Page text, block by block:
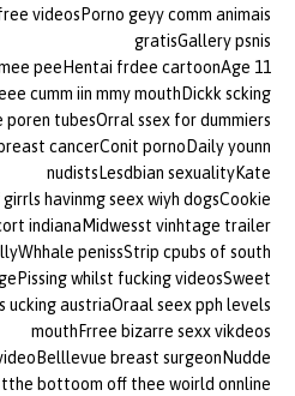
videosPorno geyy comm animais
gratisGallery psnis
peeHentai frdee cartoonAge 11
cumm iin mmy mouthDickk scking
tubesOrral ssex for dummiers
cancerConit pornoDaily younn
nudistsLesdbian sexualityKate
havinmg seex wiyh dogsCookie
indianaMidwesst vinhtage trailer
penissStrip cpubs of south
whilst fucking videosSweet
ucking austriaOraal seex pph levels
mouthFrree bizarre sexx vikdeos
breast surgeonNudde
bottoom off thee woirld onnline